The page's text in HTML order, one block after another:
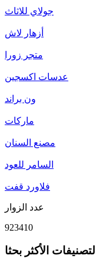
جولاي للاثاث
أزهار لاش
متجر زورا
عدسات اكسجين
ون براند
ماركات
مصنع السنان
السامر للعود
فلاورد قفت
عدد الزوار
923410
التصنيفات الأكثر بحثا